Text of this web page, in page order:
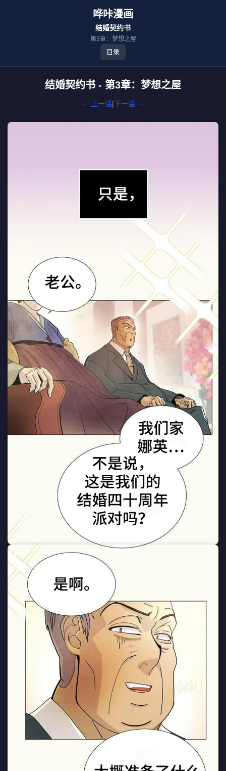
哗咔漫画
结婚契约书
第3章：梦想之屋
目录
结婚契约书 - 第3章：梦想之屋
← 上一话|下一话 →